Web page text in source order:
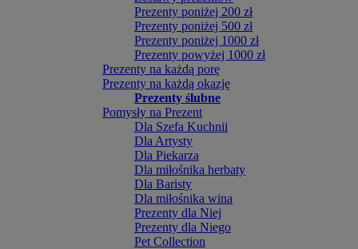
Prezenty poniżej 200 zł
Prezenty poniżej 500 zł
Prezenty poniżej 1000 zł
Prezenty powyżej 1000 zł
Prezenty na każdą porę
Prezenty na każdą okazję
Prezenty ślubne
Pomysły na Prezent
Dla Szefa Kuchnii
Dla Artysty
Dla Piekarza
Dla miłośnika herbaty
Dla Baristy
Dla miłośnika wina
Prezenty dla Niej
Prezenty dla Niego
Pet Collection